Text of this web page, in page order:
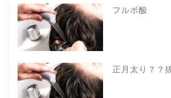
フルボ酸
正月太り？？